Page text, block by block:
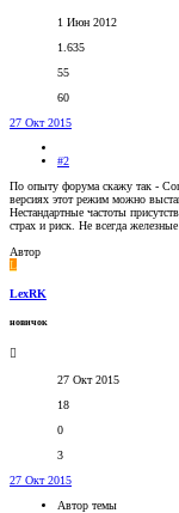
1 Июн 2012
1.635
55
60
27 Окт 2015
#2
По опыту форума скажу так -
версиях этот режим можно
Нестандартные частоты
страх и риск. Не всегда
Автор
L
LexRK
новичок
27 Окт 2015
18
0
3
27 Окт 2015
Автор темы